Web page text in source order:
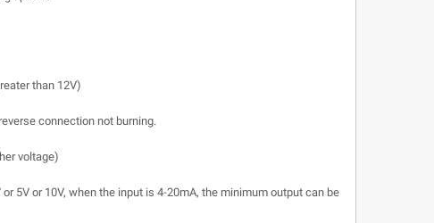
than 12V)
connection not burning.
voltage)
5V or 10V, when the input is 4-20mA, the minimum output can be